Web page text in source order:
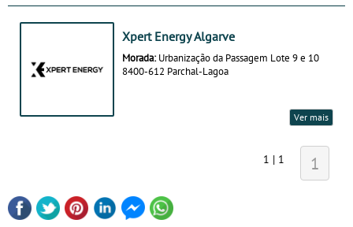
Xpert Energy Algarve
Morada: Urbanização da Passagem Lote 9 e 10
8400-612 Parchal-Lagoa
Ver mais
1 | 1 1